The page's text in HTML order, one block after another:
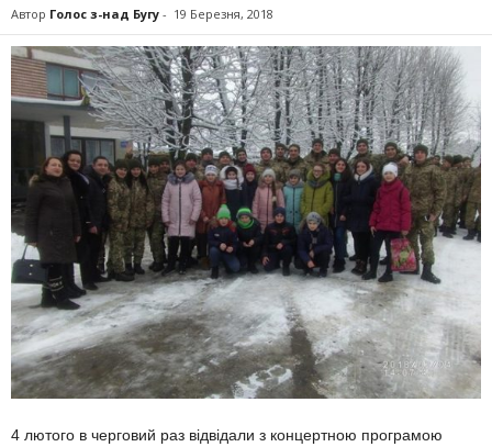
Автор Голос з-над Бугу - 19 Березня, 2018
4 лютого в черговий раз відвідали з концертною програмою